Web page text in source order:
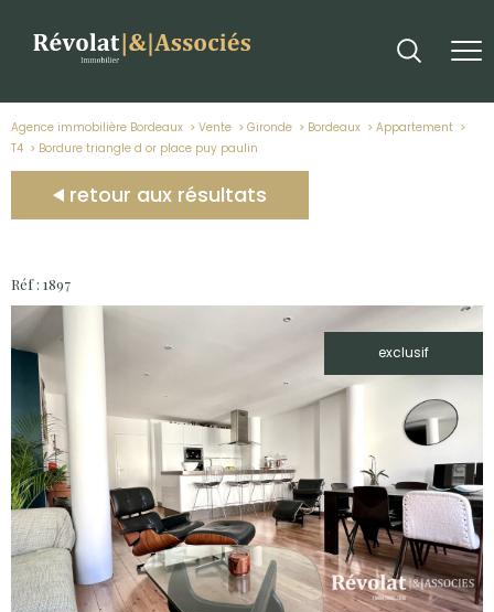
Agence immobilière Bordeaux Vente Gironde Bordeaux
Appartement
T4
bordure triangle d or place puy paulin
retour aux résultats
Réf : 1897
exclusif